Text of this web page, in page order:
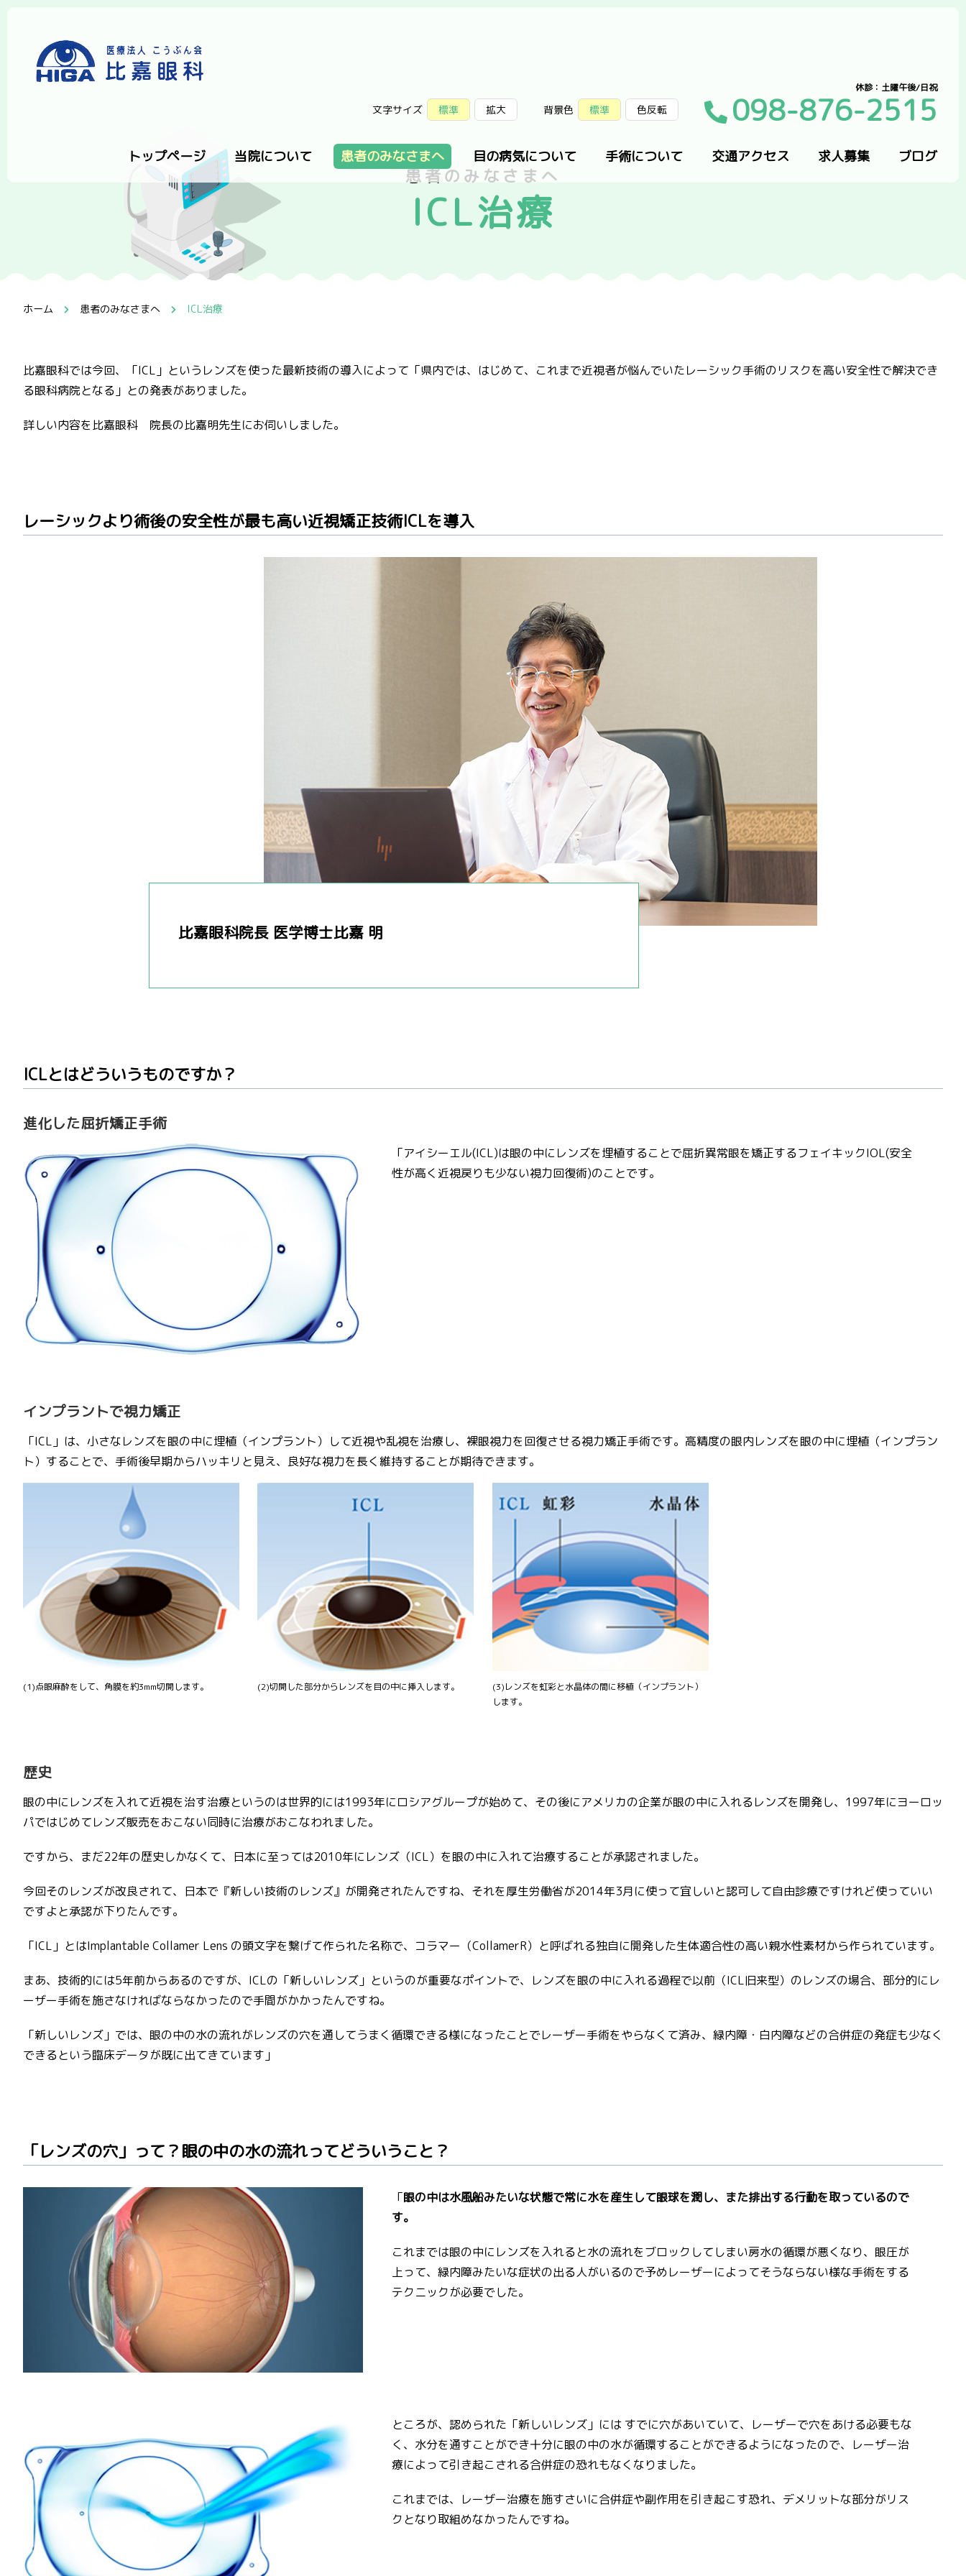
休診：土曜午後/日祝
098-876-2515
背景色 標準 色反転
文字サイズ 標準 拡大
トップページ 当院について 患者のみなさまへ 目の病気について 手術について 交通アクセス 求人募集 ブログ
患者のみなさまへ
ICL治療
ホーム 患者のみなさまへ ICL治療
比嘉眼科では今回、「ICL」というレンズを使った最新技術の導入によって「県内では、はじめて、これまで近視者が悩んでいたレーシック手術のリスクを高い安全性で解決でき
る眼科病院となる」との発表がありました。
詳しい内容を比嘉眼科 院長の比嘉明先生にお伺いしました。
レーシックより術後の安全性が最も高い近視矯正技術ICLを導入
比嘉眼科院長 医学博士比嘉 明
ICLとはどういうものですか？
進化した屈折矯正手術
「アイシーエル(ICL)は眼の中にレンズを埋植することで屈折異常眼を矯正するフェイキックIOL(安全
性が高く近視戻りも少ない視力回復術)のことです。
インプラントで視力矯正
「ICL」は、小さなレンズを眼の中に埋植（インプラント）して近視や乱視を治療し、裸眼視力を回復させる視力矯正手術です。高精度の眼内レンズを眼の中に埋植（インプラン
ト）することで、手術後早期からハッキリと見え、良好な視力を長く維持することが期待できます。
(1)点眼麻酔をして、角膜を約3mm切開します。 (2)切開した部分からレンズを目の中に挿入します。
(3)レンズを虹彩と水晶体の間に移植（インプラント）
します。
歴史
眼の中にレンズを入れて近視を治す治療というのは世界的には1993年にロシアグループが始めて、その後にアメリカの企業が眼の中に入れるレンズを開発し、1997年にヨーロッ
パではじめてレンズ販売をおこない同時に治療がおこなわれました。
ですから、まだ22年の歴史しかなくて、日本に至っては2010年にレンズ（ICL）を眼の中に入れて治療することが承認されました。
今回そのレンズが改良されて、日本で『新しい技術のレンズ』が開発されたんですね、それを厚生労働省が2014年3月に使って宜しいと認可して自由診療ですけれど使っていい
ですよと承認が下りたんです。
「ICL」とはImplantable Collamer Lens の頭文字を繋げて作られた名称で、コラマー（CollamerR）と呼ばれる独自に開発した生体適合性の高い親水性素材から作られています。
まあ、技術的には5年前からあるのですが、ICLの「新しいレンズ」というのが重要なポイントで、レンズを眼の中に入れる過程で以前（ICL旧来型）のレンズの場合、部分的にレ
ーザー手術を施さなければならなかったので手間がかかったんですね。
「新しいレンズ」では、眼の中の水の流れがレンズの穴を通してうまく循環できる様になったことでレーザー手術をやらなくて済み、緑内障・白内障などの合併症の発症も少なく
できるという臨床データが既に出てきています」
「レンズの穴」って？眼の中の水の流れってどういうこと？
「眼の中は水風船みたいな状態で常に水を産生して眼球を潤し、また排出する行動を取っているので
す。
これまでは眼の中にレンズを入れると水の流れをブロックしてしまい房水の循環が悪くなり、眼圧が
上って、緑内障みたいな症状の出る人がいるので予めレーザーによってそうならない様な手術をする
テクニックが必要でした。
ところが、認められた「新しいレンズ」には すでに穴があいていて、レーザーで穴をあける必要もな
く、水分を通すことができ十分に眼の中の水が循環することができるようになったので、レーザー治
療によって引き起こされる合併症の恐れもなくなりました。
これまでは、レーザー治療を施すさいに合併症や副作用を引き起こす恐れ、デメリットな部分がリス
クとなり取組めなかったんですね。